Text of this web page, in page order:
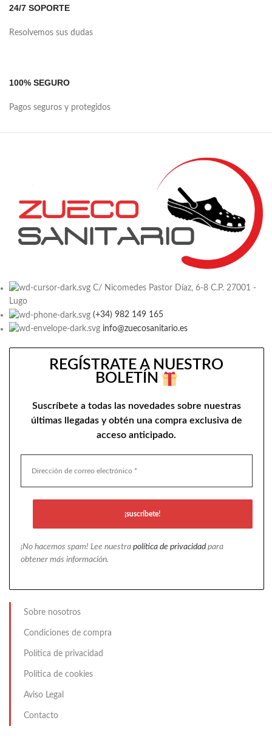
24/7 SOPORTE
Resolvemos sus dudas
100% SEGURO
Pagos seguros y protegidos
C/ Nicomedes Pastor Díaz, 6-8 C.P. 27001 -
Lugo
(+34) 982 149 165
info@zuecosanitario.es
REGÍSTRATE A NUESTRO
BOLETÍN
Suscríbete a todas las novedades sobre nuestras
últimas llegadas y obtén una compra exclusiva de
acceso anticipado.
¡No hacemos spam! Lee nuestra política de privacidad para
obtener más información.
Sobre nosotros
Condiciones de compra
Política de privacidad
Política de cookies
Aviso Legal
Contacto